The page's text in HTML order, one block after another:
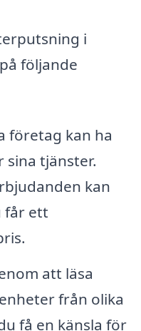
i
följande
företag kan ha
tjänster.
kan
får ett
att läsa
från olika
få en känsla för